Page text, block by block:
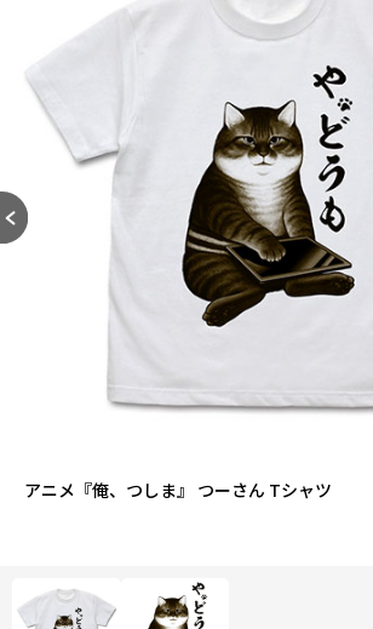
アニメ『俺、つしま』 つーさん Tシャツ